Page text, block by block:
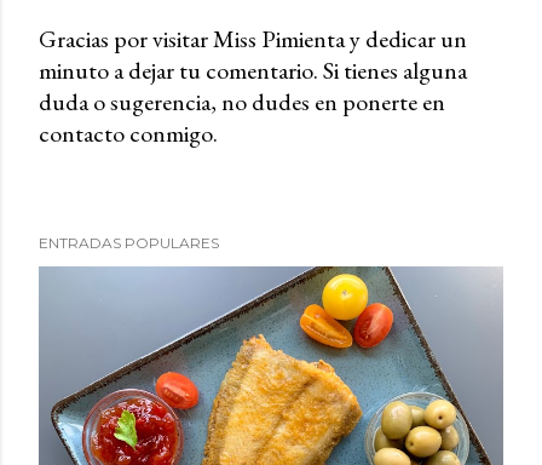
P
u
b
a
Gracias por visitar Miss Pimienta y dedicar un
minuto a dejar tu comentario. Si tienes alguna
duda o sugerencia, no dudes en ponerte en
contacto conmigo.
ENTRADAS POPULARES